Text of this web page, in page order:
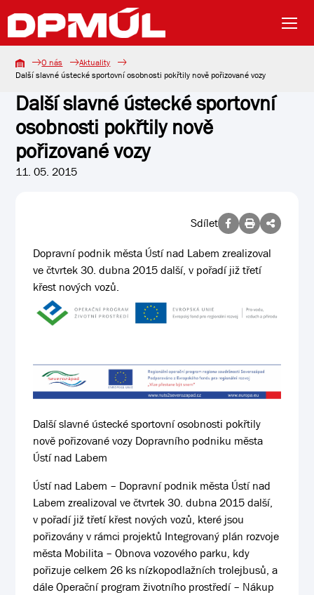
O nás
Aktuality
Další slavné ústecké sportovní osobnosti pokřtily nově pořizované vozy
Další slavné ústecké sportovní
osobnosti pokřtily nově
pořizované vozy
11. 05. 2015
Sdílet
Dopravní podnik města Ústí nad Labem zrealizoval
ve čtvrtek 30. dubna 2015 další, v pořadí již třetí
křest nových vozů.
Další slavné ústecké sportovní osobnosti pokřtily
nově pořizované vozy Dopravního podniku města
Ústí nad Labem
Ústí nad Labem – Dopravní podnik města Ústí nad
Labem zrealizoval ve čtvrtek 30. dubna 2015 další,
v pořadí již třetí křest nových vozů, které jsou
pořizovány v rámci projektů Integrovaný plán rozvoje
města Mobilita – Obnova vozového parku, kdy
pořizuje celkem 26 ks nízkopodlažních trolejbusů, a
dále Operační program životního prostředí – Nákup